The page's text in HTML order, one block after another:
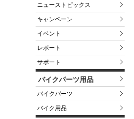
ニューストピックス
キャンペーン
イベント
レポート
サポート
バイクパーツ用品
バイクパーツ
バイク用品